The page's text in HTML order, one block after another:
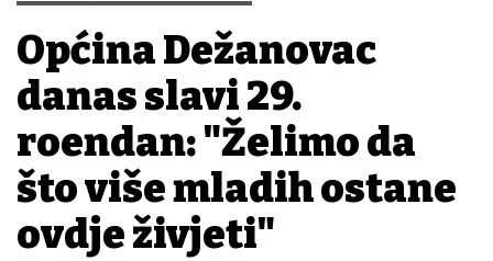
Općina Dežanovac
danas slavi 29.
rođendan: "Želimo da
što više mladih ostane
ovdje živjeti"